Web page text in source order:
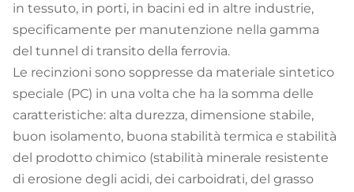
in tessuto, in porti, in bacini ed in altre industrie,
specificamente per manutenzione nella gamma
del tunnel di transito della ferrovia.
Le recinzioni sono soppresse da materiale sintetico
speciale (PC) in una volta che ha la somma delle
caratteristiche: alta durezza, dimensione stabile,
buon isolamento, buona stabilità termica e stabilità
del prodotto chimico (stabilità minerale resistente
di erosione degli acidi, dei carboidrati, del grasso